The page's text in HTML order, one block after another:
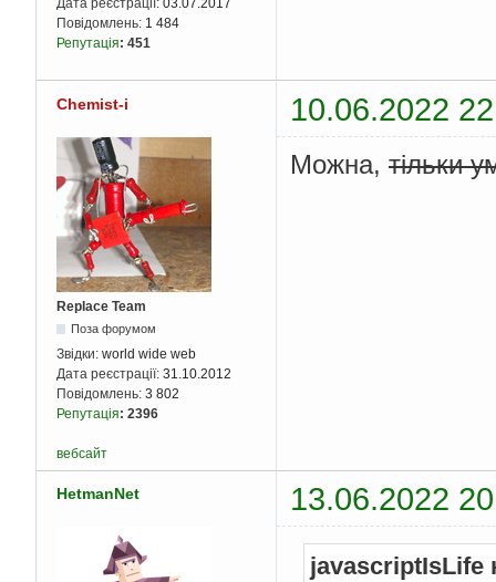
Дата реєстрації: 03.07.2017
Повідомлень: 1 484
Репутація: 451
Chemist-i 10.06.2022
Replace Team
Поза форумом
Звідки: world wide web
Дата реєстрації: 31.10.2012
Повідомлень: 3 802
Репутація: 2396
Можна, тільки
вебсайт
HetmanNet 13.06.2022
javascriptIsLife